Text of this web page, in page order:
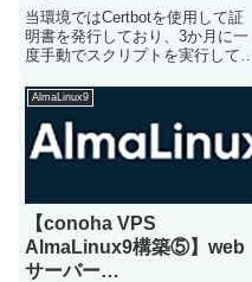
public-ip-logging-ok」と
エラーが出て失敗する
当環境ではCertbotを使用して証
明書を発行しており、3か月に一
度手動でスクリプトを実行して証
更新の際はすでに作成済のスクリ
プトを毎回実行していたのです
が、今回全く同じスクリプトを使
用しているにも関わらずエラ...
AlmaLinux9
【conoha VPS
AlmaLinux9構築⑤】web
サーバー